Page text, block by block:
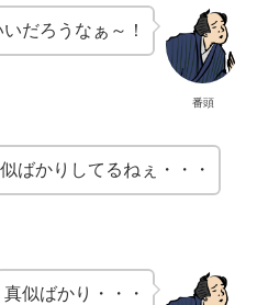
番頭
だろうなぁ～！
ばかりしてるねぇ・・・
真似ばかり・・・